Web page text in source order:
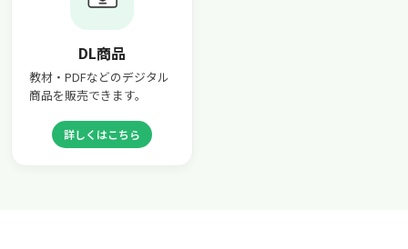
DL商品
教材・PDFなどのデジタル
商品を販売できます。
詳しくはこちら